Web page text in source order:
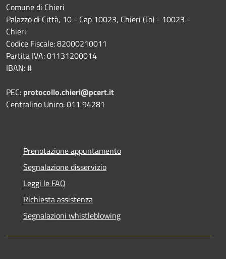
Comune di Chieri
Palazzo di Città, 10 - Cap 10023, Chieri (To) - 10023 -
Chieri
Codice Fiscale: 82000210011
Partita IVA: 01131200014
IBAN: #
PEC: protocollo.chieri@pcert.it
Centralino Unico: 011 94281
Prenotazione appuntamento
Segnalazione disservizio
Leggi le FAQ
Richiesta assistenza
Segnalazioni whistleblowing